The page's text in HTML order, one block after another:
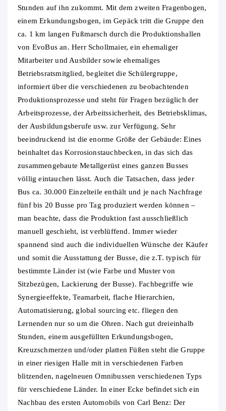
Stunden auf ihn zukommt. Mit dem zweiten Fragenbogen,
einem Erkundungsbogen, im Gepäck tritt die Gruppe den
ca. 1 km langen Fußmarsch durch die Produktionshallen
von EvoBus an. Herr Schollmaier, ein ehemaliger
Mitarbeiter und Ausbilder sowie ehemaliges
Betriebsratsmitglied, begleitet die Schülergruppe,
informiert über die verschiedenen zu beobachtenden
Produktionsprozesse und steht für Fragen bezüglich der
Arbeitsprozesse, der Arbeitssicherheit, des Betriebsklimas,
der Ausbildungsberufe usw. zur Verfügung. Sehr
beeindruckend ist die enorme Größe der Gebäude: Eines
beinhaltet das Korrosionstauchbecken, in das sich das
zusammengebaute Metallgerüst eines ganzen Busses
völlig eintauchen lässt. Auch die Tatsachen, dass jeder
Bus ca. 30.000 Einzelteile enthält und je nach Nachfrage
fünf bis 20 Busse pro Tag produziert werden können –
man beachte, dass die Produktion fast ausschließlich
manuell geschieht, ist verblüffend. Immer wieder
spannend sind auch die individuellen Wünsche der Käufer
und somit die Ausstattung der Busse, die z.T. typisch für
bestimmte Länder ist (wie Farbe und Muster von
Sitzbezügen, Lackierung der Busse). Fachbegriffe wie
Synergieeffekte, Teamarbeit, flache Hierarchien,
Automatisierung, global sourcing etc. fliegen den
Lernenden nur so um die Ohren. Nach gut dreieinhalb
Stunden, einem ausgefüllten Erkundungsbogen,
Kreuzschmerzen und/oder platten Füßen steht die Gruppe
in einer riesigen Halle mit in verschiedenen Farben
blitzenden, nagelneuen Omnibussen verschiedenen Typs
für verschiedene Länder. In einer Ecke befindet sich ein
Nachbau des ersten Automobils von Carl Benz: Der